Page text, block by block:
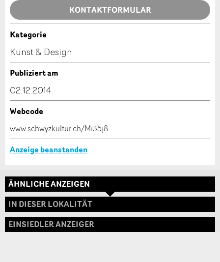
Allgemeines Feedback
Anzeige nicht mehr gültig
Anzeige unvollständig
* Eingabe erforderlich
* Eingabe erforderlich
KONTAKTFORMULAR
Kontakt
Verfassen Sie eine Nachricht für die Kontaktpersonen
Adresse
Kategorie
Kunst & Design
Publiziert am
02.12.2014
Webcode
www.schwyzkultur.ch/Mi35j8
Anzeige beanstanden
ÄHNLICHE ANZEIGEN
IN DIESER LOKALITÄT
EINSIEDLER ANZEIGER